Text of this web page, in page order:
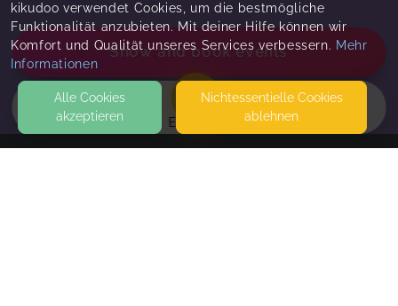
EVENTS
Show and book events
kikudoo verwendet Cookies, um die bestmögliche
Funktionalität anzubieten. Mit deiner Hilfe können wir
Komfort und Qualität unseres Services verbessern. Mehr
Informationen
Alle Cookies
akzeptieren
Nicht­essentielle Cookies
ablehnen